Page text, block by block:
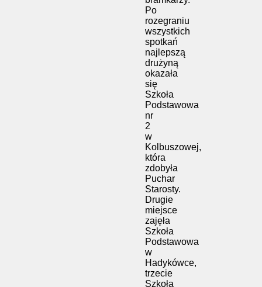
Po
rozegraniu
wszystkich
spotkań
najlepszą
drużyną
okazała
się
Szkoła
Podstawowa
nr
2
w
Kolbuszowej,
która
zdobyła
Puchar
Starosty.
Drugie
miejsce
zajęła
Szkoła
Podstawowa
w
Hadykówce,
trzecie
Szkoła